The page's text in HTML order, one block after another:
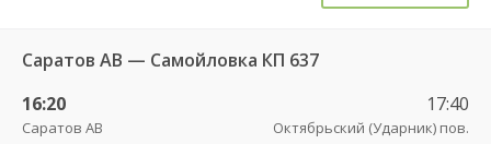
Саратов АВ — Самойловка КП 637
16:20
Саратов АВ
17:40
Октябрьский (Ударник) пов.